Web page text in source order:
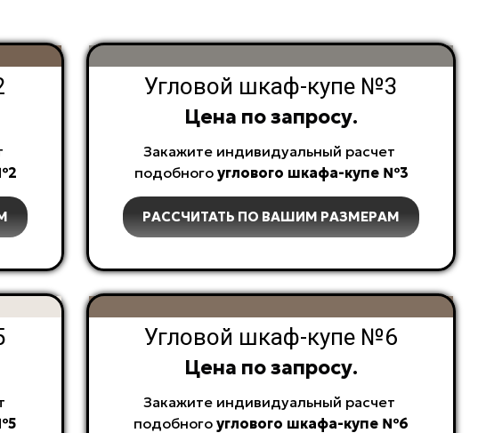
Угловой шкаф-купе №3
Цена по запросу.
Закажите индивидуальный расчет
подобного углового шкафа-купе №3
РАССЧИТАТЬ ПО ВАШИМ РАЗМЕРАМ
Угловой шкаф-купе №6
Цена по запросу.
Закажите индивидуальный расчет
подобногоуглового шкафа-купе №6